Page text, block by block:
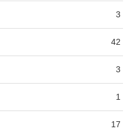
3
42
3
1
17